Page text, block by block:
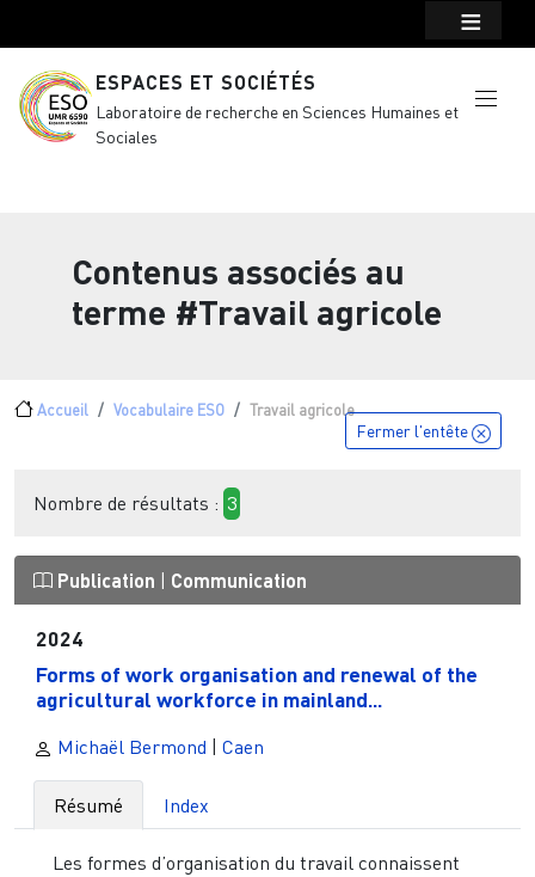
ESPACES ET SOCIÉTÉS
Laboratoire de recherche en Sciences Humaines et
Sociales
Contenus associés au
terme #Travail agricole
Fil d'Ariane
Accueil Vocabulaire ESO Travail agricole
Fermer l'entête
Nombre de résultats : 3
Publication Communication
2024
Forms of work organisation and renewal of the
agricultural workforce in mainland...
Michaël Bermond | Caen
Résumé Index
Les formes d’organisation du travail connaissent